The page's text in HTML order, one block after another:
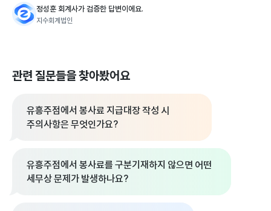
정성훈 회계사가 검증한 답변이에요.
지수회계법인
관련 질문들을 찾아봤어요
유흥주점에서 봉사료 지급대장 작성 시
주의사항은 무엇인가요?
유흥주점에서 봉사료를 구분기재하지 않으면 어떤
세무상 문제가 발생하나요?